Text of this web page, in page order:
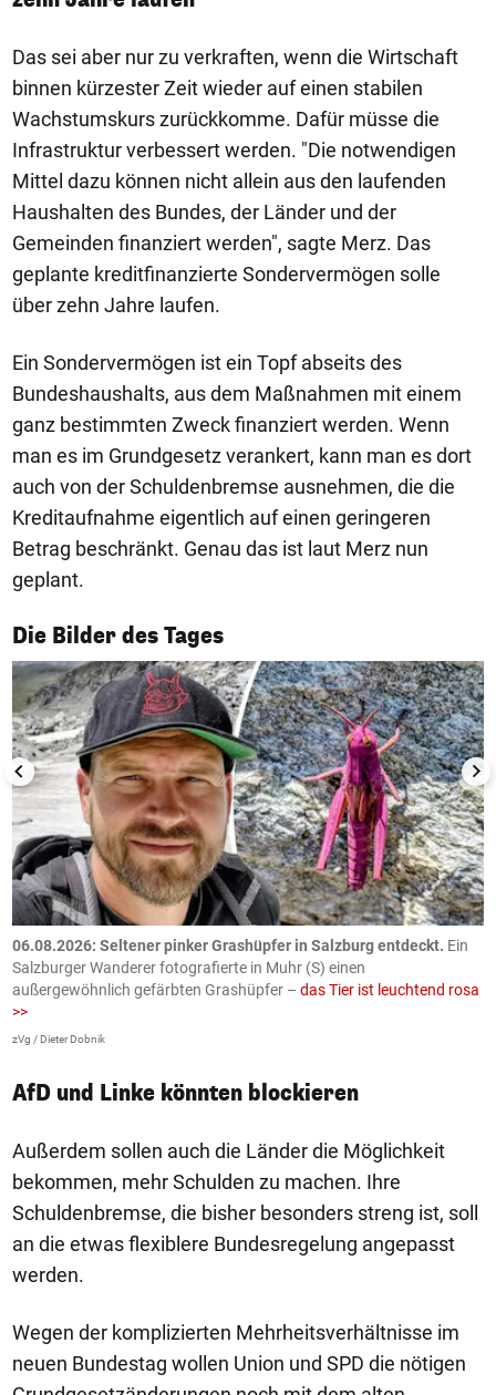
Das sei aber nur zu verkraften, wenn die Wirtschaft
binnen kürzester Zeit wieder auf einen stabilen
Wachstumskurs zurückkomme. Dafür müsse die
Infrastruktur verbessert werden. "Die notwendigen
Mittel dazu können nicht allein aus den laufenden
Haushalten des Bundes, der Länder und der
Gemeinden finanziert werden", sagte Merz. Das
geplante kreditfinanzierte Sondervermögen solle
über zehn Jahre laufen.
Ein Sondervermögen ist ein Topf abseits des
Bundeshaushalts, aus dem Maßnahmen mit einem
ganz bestimmten Zweck finanziert werden. Wenn
man es im Grundgesetz verankert, kann man es dort
auch von der Schuldenbremse ausnehmen, die die
Kreditaufnahme eigentlich auf einen geringeren
Betrag beschränkt. Genau das ist laut Merz nun
geplant.
Die Bilder des Tages
1/50
06.08.2026: Seltener pinker Grashüpfer in Salzburg entdeckt. Ein
Salzburger Wanderer fotografierte in Muhr (S) einen
außergewöhnlich gefärbten Grashüpfer – das Tier ist leuchtend rosa
>>
zVg / Dieter Dobnik
AfD und Linke könnten blockieren
Außerdem sollen auch die Länder die Möglichkeit
bekommen, mehr Schulden zu machen. Ihre
Schuldenbremse, die bisher besonders streng ist, soll
an die etwas flexiblere Bundesregelung angepasst
werden.
Wegen der komplizierten Mehrheitsverhältnisse im
neuen Bundestag wollen Union und SPD die nötigen